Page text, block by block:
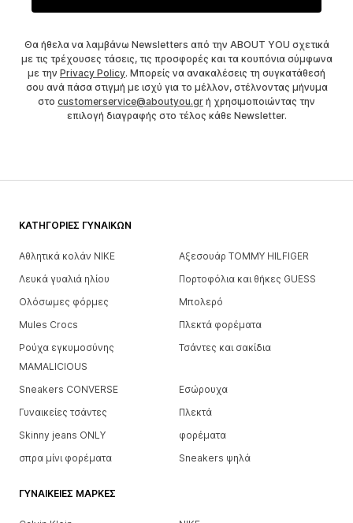
Θα ήθελα να λαμβάνω Newsletters από την ABOUT YOU σχετικά
με τις τρέχουσες τάσεις, τις προσφορές και τα κουπόνια σύμφωνα
με την Privacy Policy. Μπορείς να ανακαλέσεις τη συγκατάθεσή
σου ανά πάσα στιγμή με ισχύ για το μέλλον, στέλνοντας μήνυμα
στο customerservice@aboutyou.gr ή χρησιμοποιώντας την
επιλογή διαγραφής στο τέλος κάθε Newsletter.
ΚΑΤΗΓΟΡΊΕΣ ΓΥΝΑΙΚΏΝ
Αθλητικά κολάν NIKE
Αξεσουάρ TOMMY HILFIGER
Λευκά γυαλιά ηλίου
Πορτοφόλια και θήκες GUESS
Ολόσωμες φόρμες
Μπολερό
Mules Crocs
Πλεκτά φορέματα
Ρούχα εγκυμοσύνης
MAMALICIOUS
Τσάντες και σακίδια
Sneakers CONVERSE
Εσώρουχα
Γυναικείες τσάντες
Πλεκτά
Skinny jeans ONLY
φορέματα
σπρα μίνι φορέματα
Sneakers ψηλά
ΓΥΝΑΙΚΕΊΕΣ ΜΆΡΚΕΣ